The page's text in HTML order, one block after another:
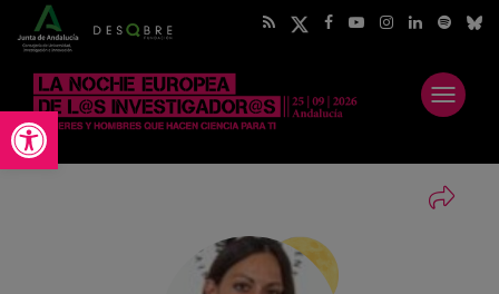
Abrir barra de herramientas
Abrir
menú